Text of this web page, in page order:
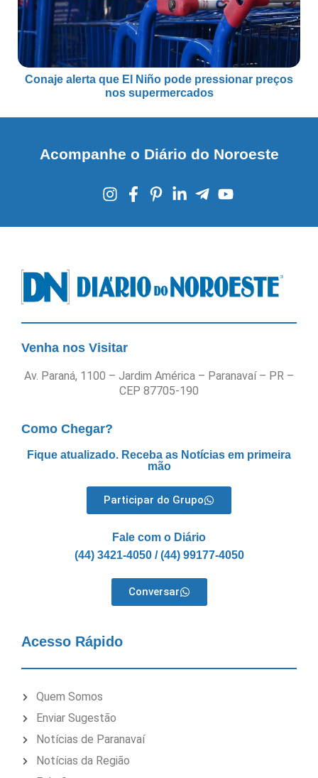
Conaje alerta que El Niño pode pressionar preços
nos supermercados
Acompanhe o Diário do Noroeste
Venha nos Visitar
Av. Paraná, 1100 – Jardim América – Paranavaí – PR –
CEP 87705-190
Como Chegar?
Fique atualizado. Receba as Notícias em primeira
mão
Participar do Grupo
Fale com o Diário
(44) 3421-4050 / (44) 99177-4050
Conversar
Acesso Rápido
Quem Somos
Enviar Sugestão
Notícias de Paranavaí
Notícias da Região